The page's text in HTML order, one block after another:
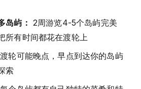
岛屿： 2周游览4-5个岛屿完美
有时间都花在渡轮上
渡轮可能晚点，早点到达你的岛屿
索